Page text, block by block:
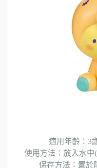
適用年齡：3
使用方法：放入水中
保存方法：置於